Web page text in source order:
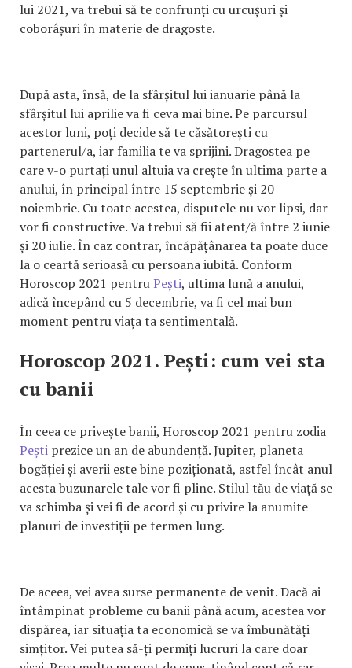
lui 2021, va trebui să te confrunți cu urcușuri și
coborâșuri în materie de dragoste.
După asta, însă, de la sfârșitul lui ianuarie până la
sfârșitul lui aprilie va fi ceva mai bine. Pe parcursul
acestor luni, poți decide să te căsătorești cu
partenerul/a, iar familia te va sprijini. Dragostea pe
care v-o purtați unul altuia va crește în ultima parte a
anului, în principal între 15 septembrie și 20
noiembrie. Cu toate acestea, disputele nu vor lipsi, dar
vor fi constructive. Va trebui să fii atent/ă între 2 iunie
și 20 iulie. În caz contrar, încăpățânarea ta poate duce
la o ceartă serioasă cu persoana iubită. Conform
Horoscop 2021 pentruPești, ultima lună a anului,
adică începând cu 5 decembrie, va fi cel mai bun
moment pentru viața ta sentimentală.
Horoscop 2021. Pești: cum vei sta
cu banii
În ceea ce privește banii, Horoscop 2021 pentru zodia
Pești prezice un an de abundență. Jupiter, planeta
bogăției și averii este bine poziționată, astfel încât anul
acesta buzunarele tale vor fi pline. Stilul tău de viață se
va schimba și vei fi de acord și cu privire la anumite
planuri de investiții pe termen lung.
De aceea, vei avea surse permanente de venit. Dacă ai
întâmpinat probleme cu banii până acum, acestea vor
dispărea, iar situația ta economică se va îmbunătăți
simțitor. Vei putea să-ți permiți lucruri la care doar